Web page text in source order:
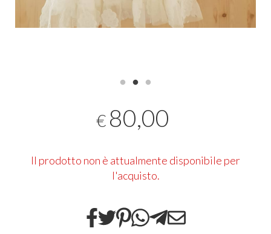
€ 80,00
Il prodotto non è attualmente disponibile per
l'acquisto.